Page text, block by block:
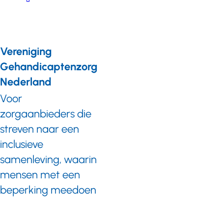
Vereniging
Gehandicaptenzorg
Nederland
Voor
zorgaanbieders die
streven naar een
inclusieve
samenleving, waarin
mensen met een
beperking meedoen